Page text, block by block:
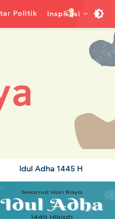
Politik Inspirasi
Idul Adha 1445 H